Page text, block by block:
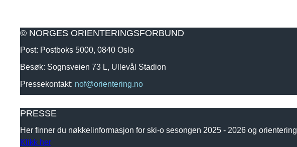
© NORGES ORIENTERINGSFORBUND
Post: Postboks 5000, 0840 Oslo
Besøk: Sognsveien 73 L, Ullevål Stadion
Pressekontakt: nof@orientering.no
PRESSE
Her finner du nøkkelinformasjon for ski-o sesongen 2025 - 2026 og
Klikk her